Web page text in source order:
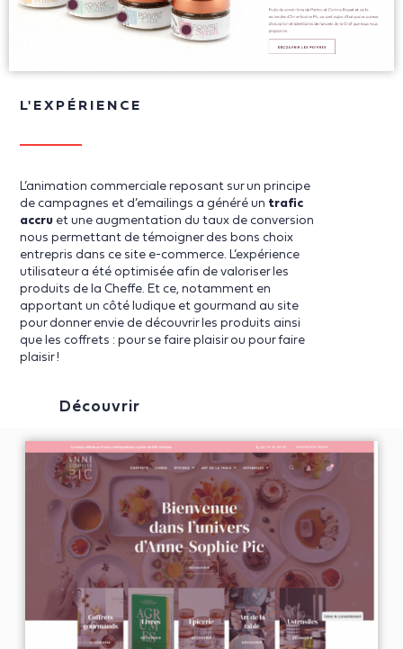
L'EXPÉRIENCE
L’animation commerciale reposant sur un principe
de campagnes et d’emailings a généré un trafic
accru et une augmentation du taux de conversion
nous permettant de témoigner des bons choix
entrepris dans ce site e-commerce. L’expérience
utilisateur a été optimisée afin de valoriser les
produits de la Cheffe. Et ce, notamment en
apportant un côté ludique et gourmand au site
pour donner envie de découvrir les produits ainsi
que les coffrets : pour se faire plaisir ou pour faire
plaisir !
Découvrir